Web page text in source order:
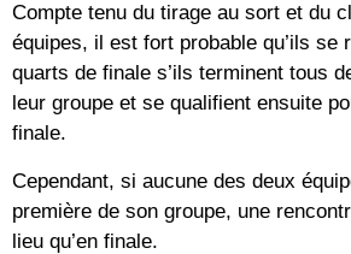
Compte tenu du tirage au sort et du
équipes, il est fort probable qu’ils se
quarts de finale s’ils terminent tous
leur groupe et se qualifient ensuite
finale.
Cependant, si aucune des deux
première de son groupe, une
lieu qu’en finale.